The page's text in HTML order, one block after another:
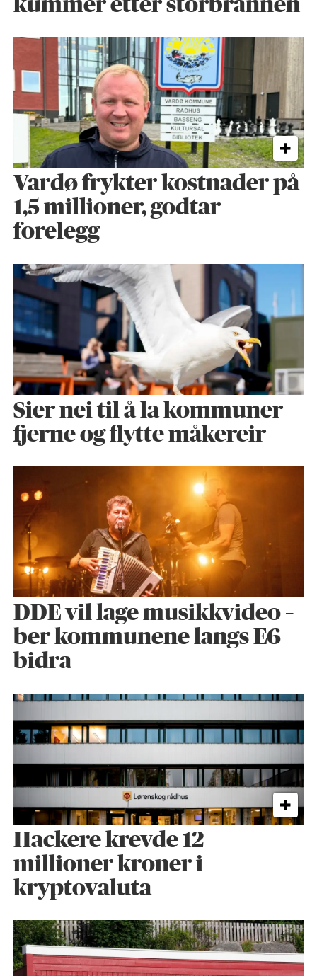
kummer etter storbrannen
Vardø frykter kostnader på
1,5 millioner, godtar
forelegg
Sier nei til å la kommuner
fjerne og flytte måkereir
DDE vil lage musikkvideo –
ber kommunene langs E6
bidra
Hackere krevde 12
millioner kroner i
kryptovaluta